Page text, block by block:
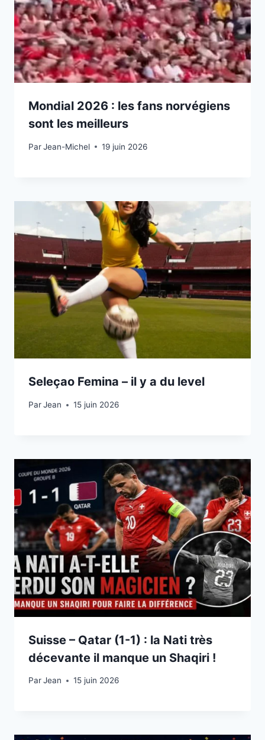
Mondial 2026 : les fans norvégiens
sont les meilleurs
ParJean-Michel
19 juin 2026 19 juin 2026
Seleçao Femina – il y a du level
ParJean
15 juin 202615 juin 2026
Suisse – Qatar (1-1) : la Nati très
décevante il manque un Shaqiri !
ParJean
15 juin 202615 juin 2026